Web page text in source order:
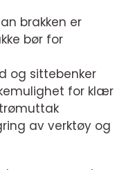
brakken er
bør for
og sittebenker
for klær
av verktøy og